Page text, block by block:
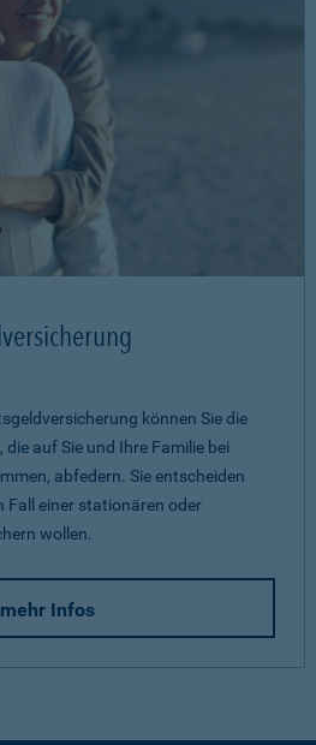
können Sie die
auf Sie und Ihre Familie bei
abfedern. Sie entscheiden
Fall einer stationären oder
wollen.
mehr Infos